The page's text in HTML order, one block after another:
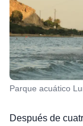
Parque acuático
Después de